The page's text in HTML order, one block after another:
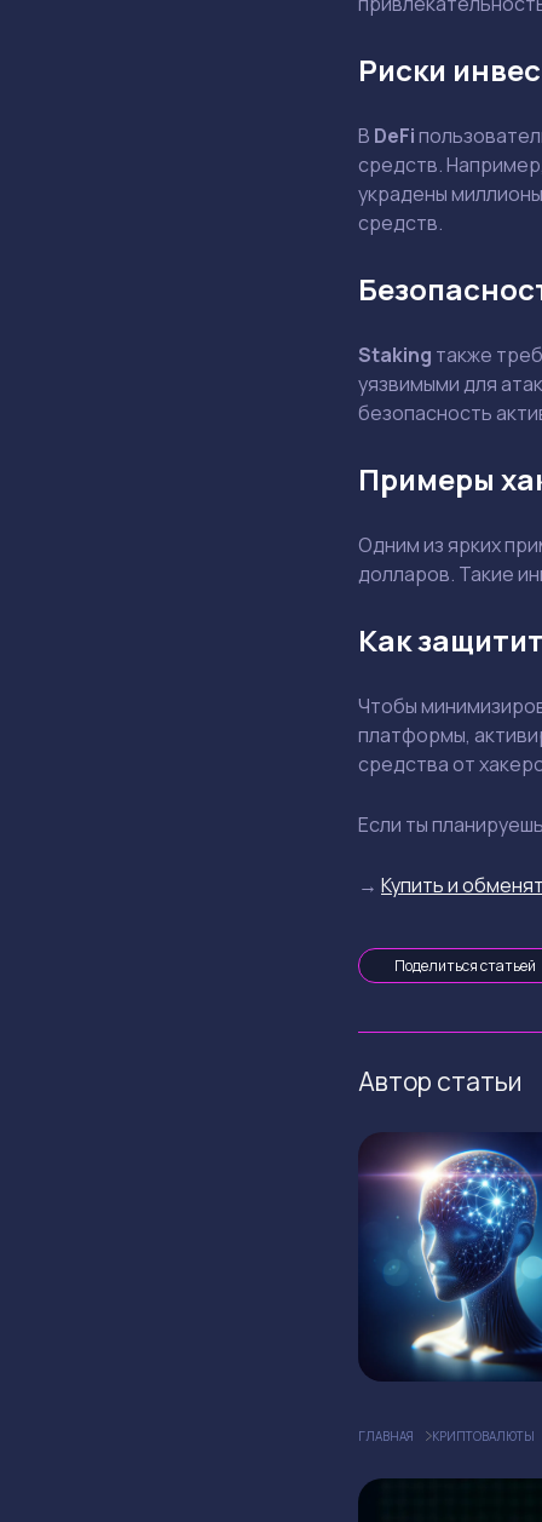
Риски
В DeFi
средств.
украдены
средств.
Staking также
уязвимыми для
безопасность
Примеры
Одним из ярких
долларов. Такие
Как
Чтобы
платформы,
средства от
Если ты
→ Купить и
Поделиться статьей
Автор статьи
ГЛАВНАЯ КРИПТОВАЛЮТЫ